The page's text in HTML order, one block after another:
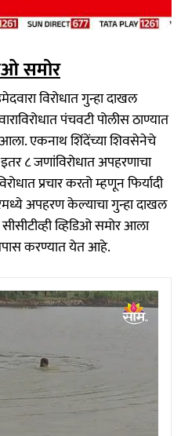
समोर
विरोधात गुन्हा दाखल
पंचवटी पोलीस ठाण्यात
एकनाथ शिंदेंच्या शिवसेनेचे
८ जणांविरोधात अपहरणाचा
प्रचार करतो म्हणून फिर्यादी
अपहरण केल्याचा गुन्हा दाखल
व्हिडिओ समोर आला
करण्यात येत आहे.